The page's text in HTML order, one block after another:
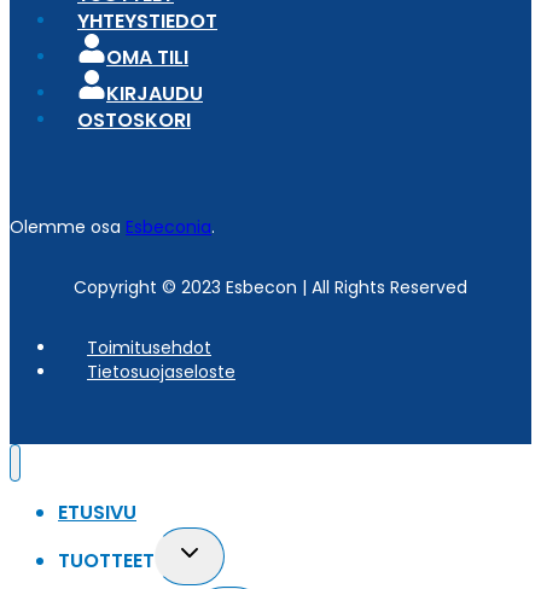
YHTEYSTIEDOT
OMA TILI
KIRJAUDU
OSTOSKORI
Olemme osa Esbeconia.
Copyright © 2023 Esbecon | All Rights Reserved
Toimitusehdot
Tietosuojaseloste
ETUSIVU
TUOTTEET
Toggle
child